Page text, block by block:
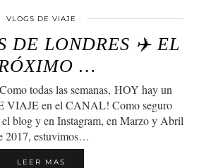
VLOGS DE VIAJE
DE LONDRES ✈️ EL
…
todas las semanas, HOY hay un
en el CANAL! Como seguro
el blog y en Instagram, en Marzo y Abril
2017, estuvimos…
LEER MAS